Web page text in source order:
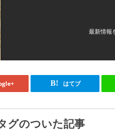
最新情報
B! はてブ
グのついた記事